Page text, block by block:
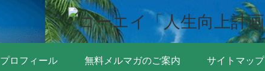
プロフィール 無料メルマガのご案内 サイトマップ